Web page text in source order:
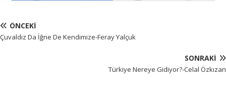
ÖNCEKI
Çuvaldız Da İğne De Kendimize-Feray Yalçuk
SONRAKI
Türkiye Nereye Gidiyor?-Celal Özkızan